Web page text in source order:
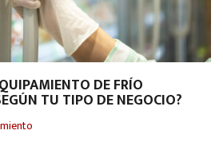
DE FRÍO
TU TIPO DE NEGOCIO?